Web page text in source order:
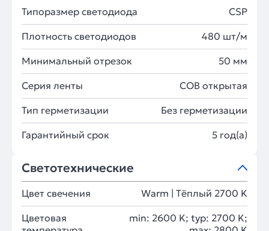
Типоразмер светодиода CSP
Плотность светодиодов 480 шт/м
Минимальный отрезок 50 мм
Серия ленты COB открытая
Тип герметизации Без герметизации
Гарантийный срок 5 год(а)
Светотехнические
Цвет свечения Warm | Тёплый 2700 K
Цветовая
min: 2600 K; typ: 2700 K;